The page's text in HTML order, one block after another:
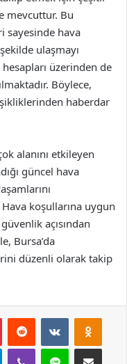
mevcuttur. Bu
sayesinde hava
ulaşmayı
üzerinden de
Böylece,
haberdar
alanını etkileyen
güncel hava
koşullarına uygun
açısından
Bursa’da
düzenli olarak takip
PinterestReddit VKontakte
TelegramViber Line E-Posta ile